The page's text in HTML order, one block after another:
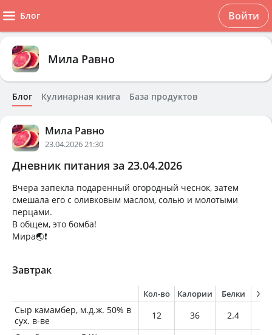
Блог Войти
Мила Равно
Блог Кулинарная книга База продуктов
Мила Равно
23.04.2026 21:30
Дневник питания за 23.04.2026
Вчера запекла подаренный огородный чеснок, затем
смешала его с оливковым маслом, солью и молотыми
перцами.
В общем, это бомба!
Мира🌏❗
Завтрак
Кол-во Калории Белки
Сыр камамбер, м.д.ж. 50% в
сух. в-ве
12 36 2.4